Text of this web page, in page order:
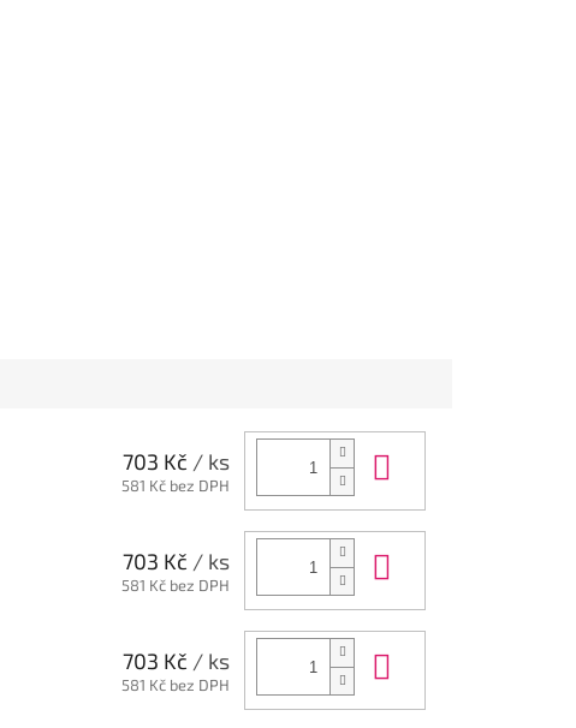
703 Kč / ks
581 Kč bez DPH
703 Kč / ks
581 Kč bez DPH
703 Kč / ks
581 Kč bez DPH